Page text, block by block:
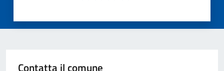
Contatta il comune